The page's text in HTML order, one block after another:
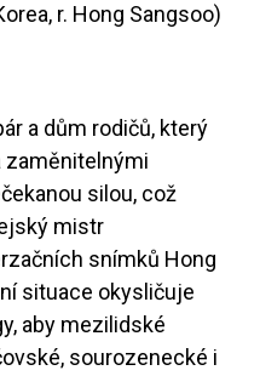
r. Hong Sangsoo)
a dům rodičů, který
zaměnitelnými
silou, což
mistr
snímků Hong
situace okysličuje
aby mezilidské
sourozenecké i